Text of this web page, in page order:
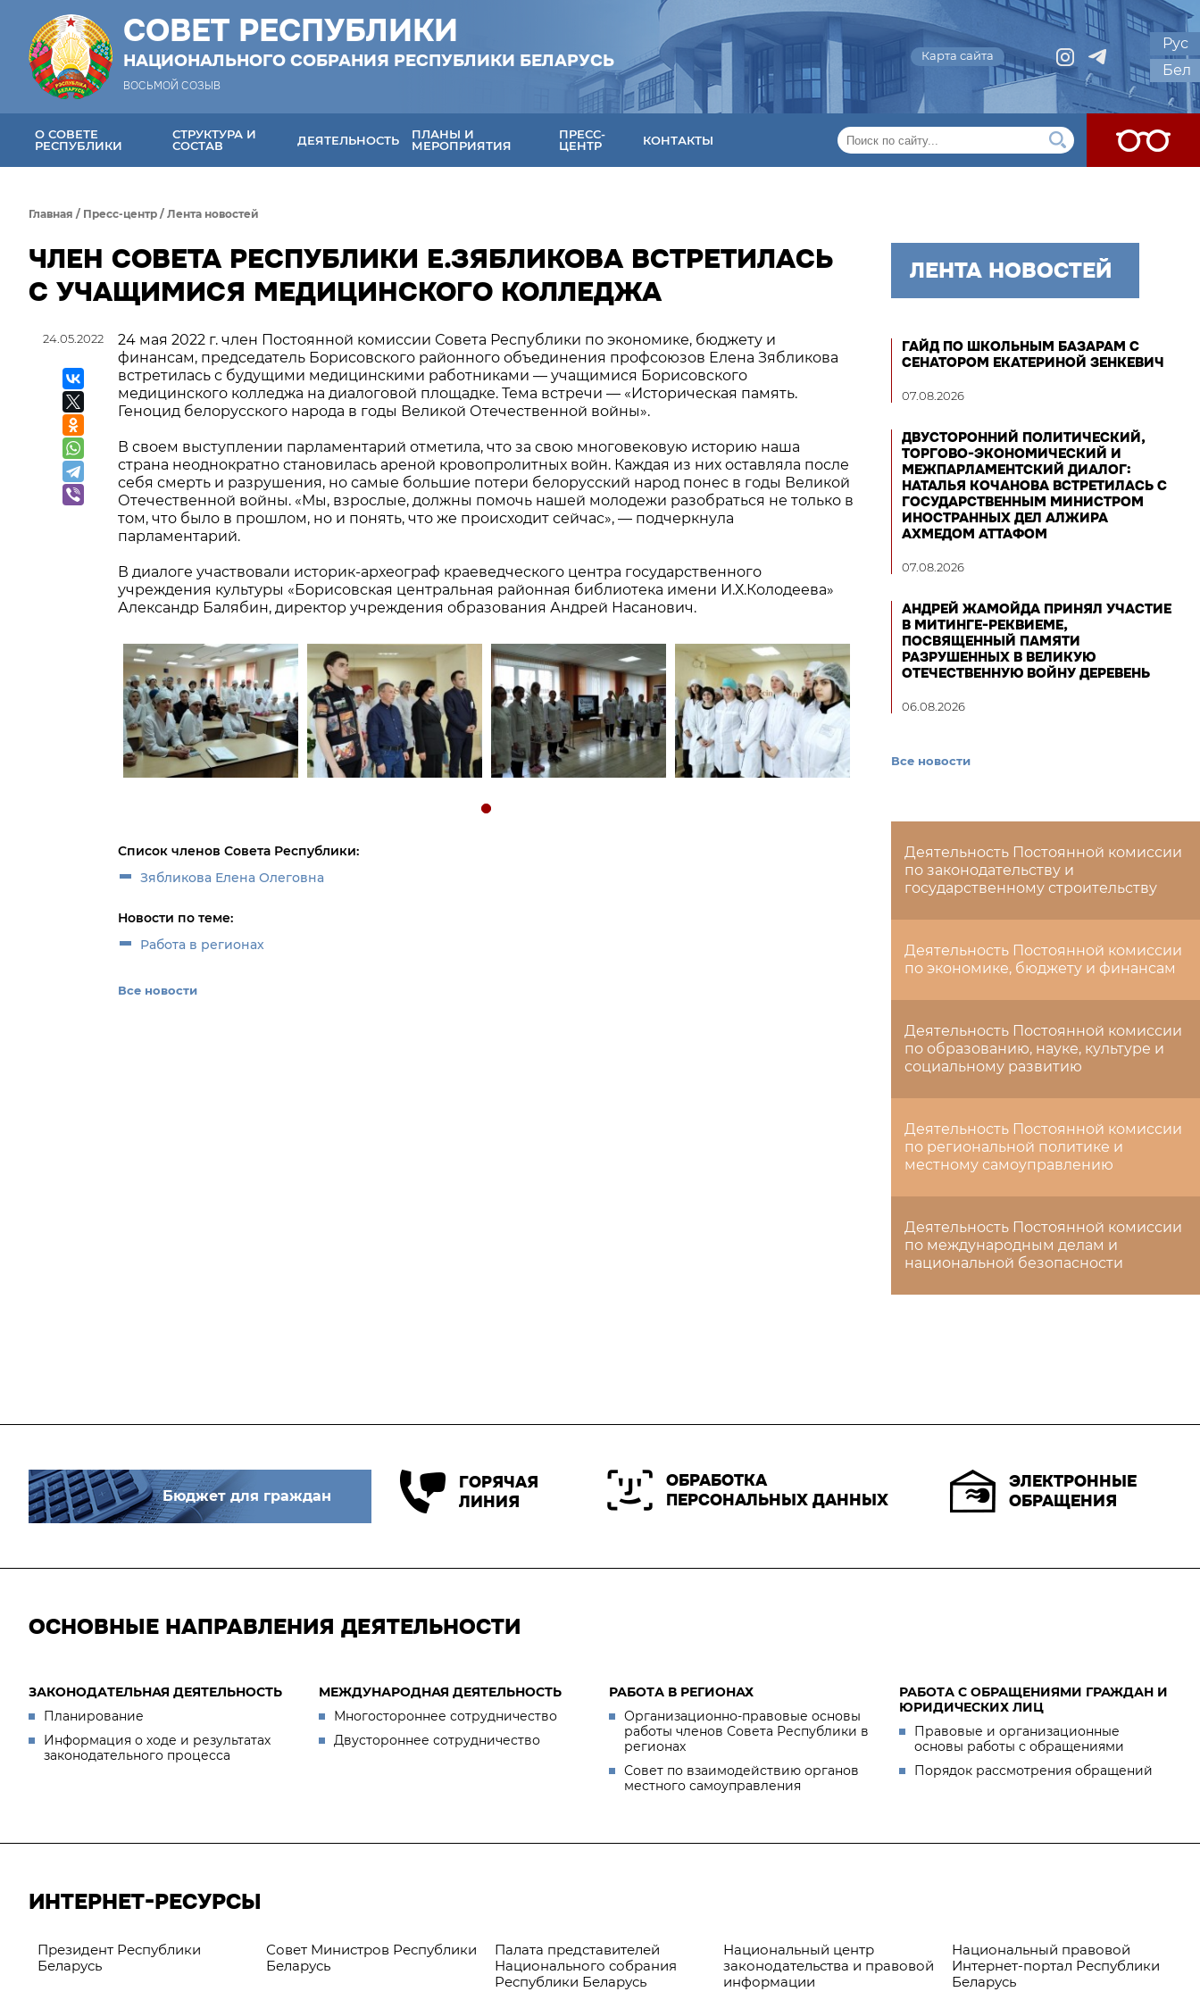
СОВЕТ РЕСПУБЛИКИ
НАЦИОНАЛЬНОГО СОБРАНИЯ РЕСПУБЛИКИ БЕЛАРУСЬ
ВОСЬМОЙ СОЗЫВ
Карта сайта
Рус
Бел
О СОВЕТЕ
РЕСПУБЛИКИ
СТРУКТУРА И
СОСТАВ
ДЕЯТЕЛЬНОСТЬ
ПЛАНЫ И
МЕРОПРИЯТИЯ
ПРЕСС-
ЦЕНТР
КОНТАКТЫ
Главная / Пресс-центр / Лента новостей
ЧЛЕН СОВЕТА РЕСПУБЛИКИ Е.ЗЯБЛИКОВА ВСТРЕТИЛАСЬ
С УЧАЩИМИСЯ МЕДИЦИНСКОГО КОЛЛЕДЖА
24.05.2022
24 мая 2022 г. член Постоянной комиссии Совета Республики по экономике, бюджету и
финансам, председатель Борисовского районного объединения профсоюзов Елена Зябликова
встретилась с будущими медицинскими работниками — учащимися Борисовского
медицинского колледжа на диалоговой площадке. Тема встречи — «Историческая память.
Геноцид белорусского народа в годы Великой Отечественной войны».
В своем выступлении парламентарий отметила, что за свою многовековую историю наша
страна неоднократно становилась ареной кровопролитных войн. Каждая из них оставляла после
себя смерть и разрушения, но самые большие потери белорусский народ понес в годы Великой
Отечественной войны. «Мы, взрослые, должны помочь нашей молодежи разобраться не только в
том, что было в прошлом, но и понять, что же происходит сейчас», — подчеркнула
парламентарий.
В диалоге участвовали историк-археограф краеведческого центра государственного
учреждения культуры «Борисовская центральная районная библиотека имени И.Х.Колодеева»
Александр Балябин, директор учреждения образования Андрей Насанович.
Список членов Совета Республики:
Зябликова Елена Олеговна
Новости по теме:
Работа в регионах
Все новости
ЛЕНТА НОВОСТЕЙ
ГАЙД ПО ШКОЛЬНЫМ БАЗАРАМ С
СЕНАТОРОМ ЕКАТЕРИНОЙ ЗЕНКЕВИЧ
07.08.2026
ДВУСТОРОННИЙ ПОЛИТИЧЕСКИЙ,
ТОРГОВО-ЭКОНОМИЧЕСКИЙ И
МЕЖПАРЛАМЕНТСКИЙ ДИАЛОГ:
НАТАЛЬЯ КОЧАНОВА ВСТРЕТИЛАСЬ С
ГОСУДАРСТВЕННЫМ МИНИСТРОМ
ИНОСТРАННЫХ ДЕЛ АЛЖИРА
АХМЕДОМ АТТАФОМ
07.08.2026
АНДРЕЙ ЖАМОЙДА ПРИНЯЛ УЧАСТИЕ
В МИТИНГЕ-РЕКВИЕМЕ,
ПОСВЯЩЕННЫЙ ПАМЯТИ
РАЗРУШЕННЫХ В ВЕЛИКУЮ
ОТЕЧЕСТВЕННУЮ ВОЙНУ ДЕРЕВЕНЬ
06.08.2026
Все новости
Деятельность Постоянной комиссии
по законодательству и
государственному строительству
Деятельность Постоянной комиссии
по экономике, бюджету и финансам
Деятельность Постоянной комиссии
по образованию, науке, культуре и
социальному развитию
Деятельность Постоянной комиссии
по региональной политике и
местному самоуправлению
Деятельность Постоянной комиссии
по международным делам и
национальной безопасности
Бюджет для граждан
ГОРЯЧАЯ
ЛИНИЯ
ОБРАБОТКА
ПЕРСОНАЛЬНЫХ ДАННЫХ
ЭЛЕКТРОННЫЕ
ОБРАЩЕНИЯ
ОСНОВНЫЕ НАПРАВЛЕНИЯ ДЕЯТЕЛЬНОСТИ
ЗАКОНОДАТЕЛЬНАЯ ДЕЯТЕЛЬНОСТЬ
Планирование
Информация о ходе и результатах
законодательного процесса
МЕЖДУНАРОДНАЯ ДЕЯТЕЛЬНОСТЬ
Многостороннее сотрудничество
Двустороннее сотрудничество
РАБОТА В РЕГИОНАХ
Организационно-правовые основы
работы членов Совета Республики в
регионах
Совет по взаимодействию органов
местного самоуправления
РАБОТА С ОБРАЩЕНИЯМИ ГРАЖДАН И
ЮРИДИЧЕСКИХ ЛИЦ
Правовые и организационные
основы работы с обращениями
Порядок рассмотрения обращений
ИНТЕРНЕТ-РЕСУРСЫ
Президент Республики
Беларусь
Совет Министров Республики
Беларусь
Палата представителей
Национального собрания
Республики Беларусь
Национальный центр
законодательства и правовой
информации
Национальный правовой
Интернет-портал Республики
Беларусь